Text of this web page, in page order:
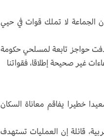
الجماعة لا تملك قوات في حيي
حواجز تابعة لمسلحي حكومة
غير صحيحة إطلاقا، فقواتنا
خطيرا يفاقم معاناة السكان
قائلة إن العمليات تستهدف